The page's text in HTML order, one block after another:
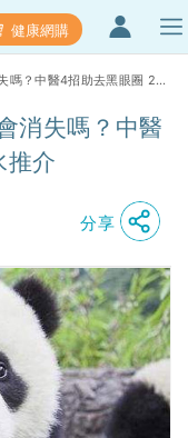
健康網購
消失嗎？中醫
推介
分享